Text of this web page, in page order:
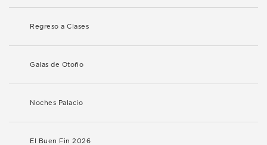
Regreso a Clases
Galas de Otoño
Noches Palacio
El Buen Fin 2026